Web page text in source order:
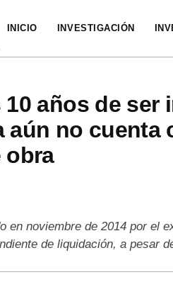
INICIO INVESTIGACIÓN
años de ser
aún no cuenta
obra
en noviembre de 2014 por el
de liquidación, a pesar